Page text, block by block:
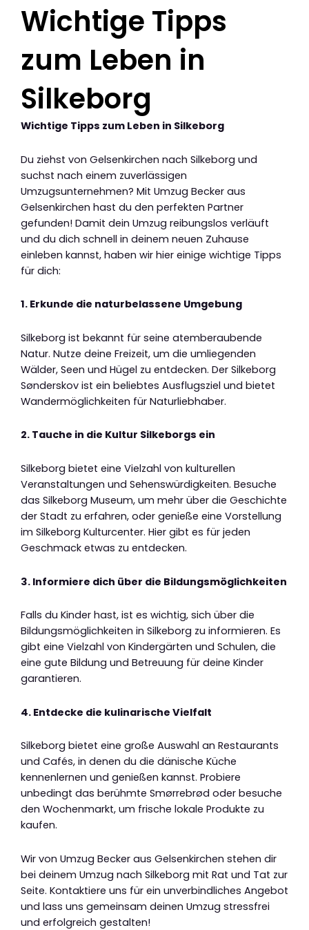
Wichtige Tipps
zum Leben in
Silkeborg
Wichtige Tipps zum Leben in Silkeborg
Du ziehst von Gelsenkirchen nach Silkeborg und
suchst nach einem zuverlässigen
Umzugsunternehmen? Mit Umzug Becker aus
Gelsenkirchen hast du den perfekten Partner
gefunden! Damit dein Umzug reibungslos verläuft
und du dich schnell in deinem neuen Zuhause
einleben kannst, haben wir hier einige wichtige Tipps
für dich:
1. Erkunde die naturbelassene Umgebung
Silkeborg ist bekannt für seine atemberaubende
Natur. Nutze deine Freizeit, um die umliegenden
Wälder, Seen und Hügel zu entdecken. Der Silkeborg
Sønderskov ist ein beliebtes Ausflugsziel und bietet
Wandermöglichkeiten für Naturliebhaber.
2. Tauche in die Kultur Silkeborgs ein
Silkeborg bietet eine Vielzahl von kulturellen
Veranstaltungen und Sehenswürdigkeiten. Besuche
das Silkeborg Museum, um mehr über die Geschichte
der Stadt zu erfahren, oder genieße eine Vorstellung
im Silkeborg Kulturcenter. Hier gibt es für jeden
Geschmack etwas zu entdecken.
3. Informiere dich über die Bildungsmöglichkeiten
Falls du Kinder hast, ist es wichtig, sich über die
Bildungsmöglichkeiten in Silkeborg zu informieren. Es
gibt eine Vielzahl von Kindergärten und Schulen, die
eine gute Bildung und Betreuung für deine Kinder
garantieren.
4. Entdecke die kulinarische Vielfalt
Silkeborg bietet eine große Auswahl an Restaurants
und Cafés, in denen du die dänische Küche
kennenlernen und genießen kannst. Probiere
unbedingt das berühmte Smørrebrød oder besuche
den Wochenmarkt, um frische lokale Produkte zu
kaufen.
Wir von Umzug Becker aus Gelsenkirchen stehen dir
bei deinem Umzug nach Silkeborg mit Rat und Tat zur
Seite. Kontaktiere uns für ein unverbindliches Angebot
und lass uns gemeinsam deinen Umzug stressfrei
und erfolgreich gestalten!